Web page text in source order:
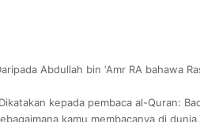
Abdullah bin ‘Amr RA bahawa
kepada pembaca al-Quran:
kamu membacanya di